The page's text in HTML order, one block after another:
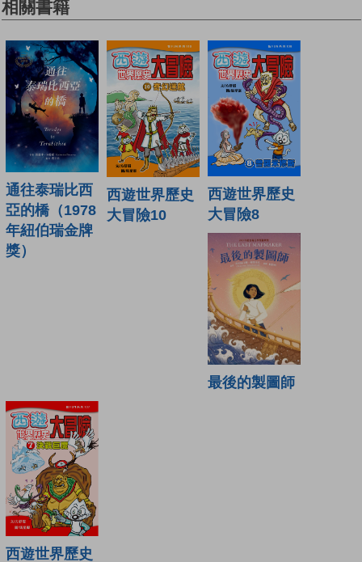
相關書籍
通往泰瑞比西
亞的橋（1978
年紐伯瑞金牌
獎）
西遊世界歷史
大冒險10
西遊世界歷史
大冒險8
最後的製圖師
西遊世界歷史